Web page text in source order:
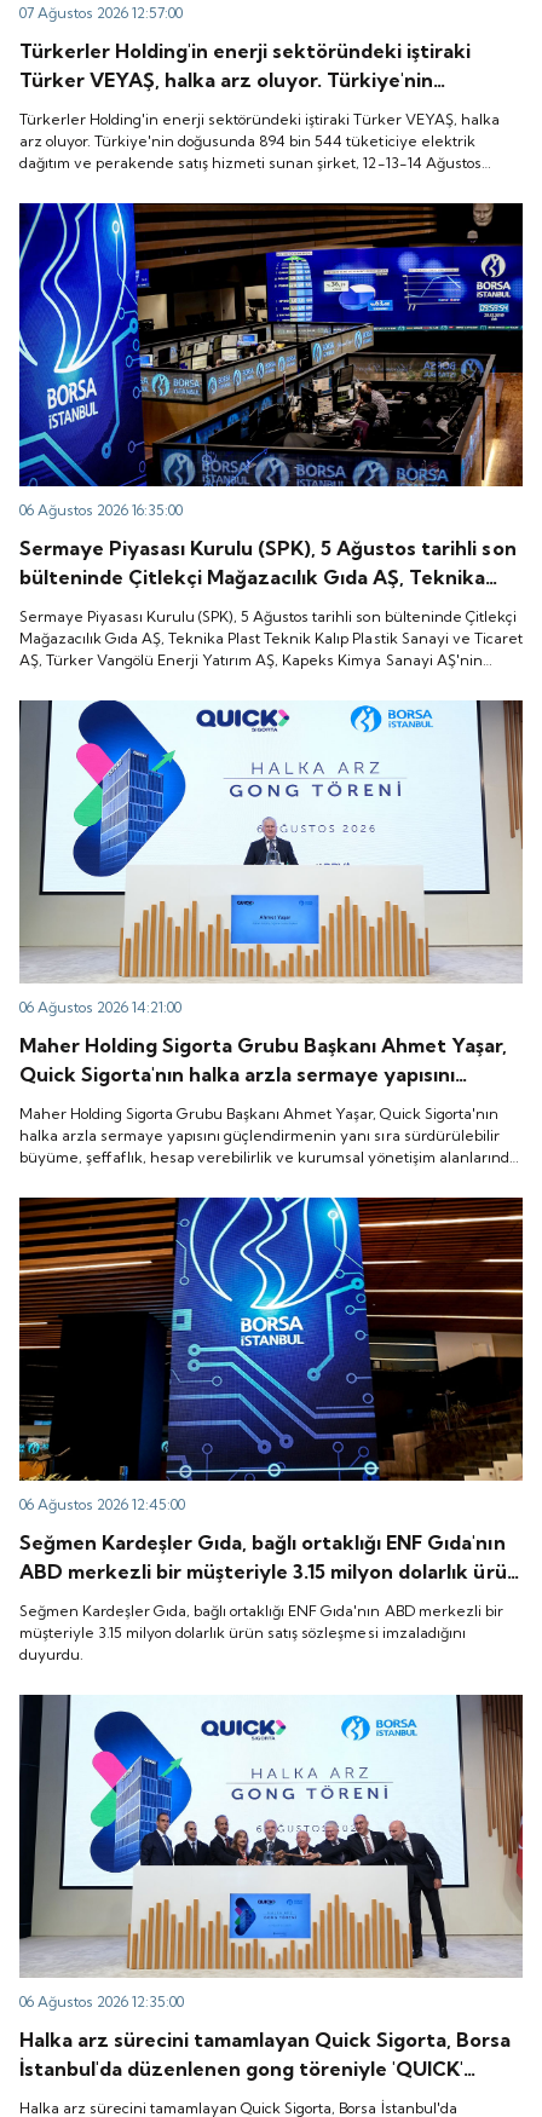
07 Ağustos 2026 12:57:00
Türkerler Holding'in enerji sektöründeki iştiraki
Türker VEYAŞ, halka arz oluyor. Türkiye'nin
doğusunda 894 bin 544 tüketiciye elektrik dağıtım
ve perakende satış hizmeti sunan şirket, 12-13-14
Ağustos tarihleri arasında pay başına 136 TL fiyatla
Türkerler Holding'in enerji sektöründeki iştiraki Türker VEYAŞ, halka
arz oluyor. Türkiye'nin doğusunda 894 bin 544 tüketiciye elektrik
dağıtım ve perakende satış hizmeti sunan şirket, 12-13-14 Ağustos
06 Ağustos 2026 16:35:00
Sermaye Piyasası Kurulu (SPK), 5 Ağustos tarihli son
bülteninde Çitlekçi Mağazacılık Gıda AŞ, Teknika
Plast Teknik Kalıp Plastik Sanayi ve Ticaret AŞ,
Türker Vangölü Enerji Yatırım AŞ, Kapeks Kimya
Sanayi AŞ'nin halka arzlarına onay verdiği duyurdu.
Sermaye Piyasası Kurulu (SPK), 5 Ağustos tarihli son bülteninde Çitlekçi
Mağazacılık Gıda AŞ, Teknika Plast Teknik Kalıp Plastik Sanayi ve Ticaret
AŞ, Türker Vangölü Enerji Yatırım AŞ, Kapeks Kimya Sanayi AŞ'nin
06 Ağustos 2026 14:21:00
Maher Holding Sigorta Grubu Başkanı Ahmet Yaşar,
Quick Sigorta'nın halka arzla sermaye yapısını
güçlendirmenin yanı sıra sürdürülebilir büyüme,
şeffaflık, hesap verebilirlik ve kurumsal yönetişim
alanlarında yeni bir döneme girdiğini belirtti.
Maher Holding Sigorta Grubu Başkanı Ahmet Yaşar, Quick Sigorta'nın
halka arzla sermaye yapısını güçlendirmenin yanı sıra sürdürülebilir
büyüme, şeffaflık, hesap verebilirlik ve kurumsal yönetişim alanlarında
06 Ağustos 2026 12:45:00
Seğmen Kardeşler Gıda, bağlı ortaklığı ENF Gıda'nın
ABD merkezli bir müşteriyle 3.15 milyon dolarlık ürün
satış sözleşmesi imzaladığını duyurdu.
Seğmen Kardeşler Gıda, bağlı ortaklığı ENF Gıda'nın ABD merkezli bir
müşteriyle 3.15 milyon dolarlık ürün satış sözleşmesi imzaladığını
duyurdu.
06 Ağustos 2026 12:35:00
Halka arz sürecini tamamlayan Quick Sigorta, Borsa
İstanbul'da düzenlenen gong töreniyle 'QUICK'
koduyla işlem görmeye başladı.
Halka arz sürecini tamamlayan Quick Sigorta, Borsa İstanbul'da